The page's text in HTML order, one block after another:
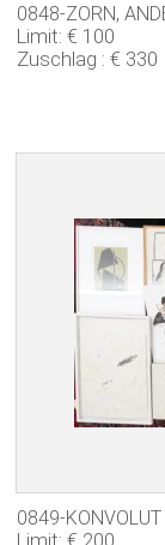
0848-ZORN,
Limit: € 100
Zuschlag : € 330
0849-
Limit: € 200